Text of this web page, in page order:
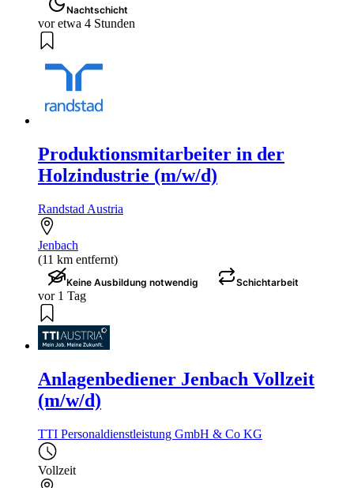
Nachtschicht
vor etwa 4 Stunden
Produktionsmitarbeiter in der
Holzindustrie (m/w/d)
Randstad Austria
Jenbach
(11 km entfernt)
Keine Ausbildung notwendig Schichtarbeit
vor 1 Tag
Anlagenbediener Jenbach Vollzeit
(m/w/d)
TTI Personaldienstleistung GmbH & Co KG
Vollzeit